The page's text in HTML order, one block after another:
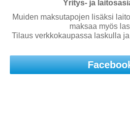
Yritys- ja
Muiden maksutapojen lisäksi
maksaa myös
Tilaus verkkokaupassa laskulla